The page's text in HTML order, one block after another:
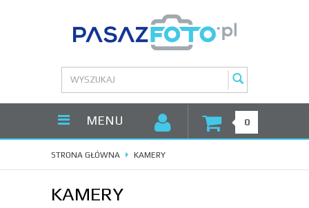
MENU 0
STRONA GŁÓWNA KAMERY
KAMERY